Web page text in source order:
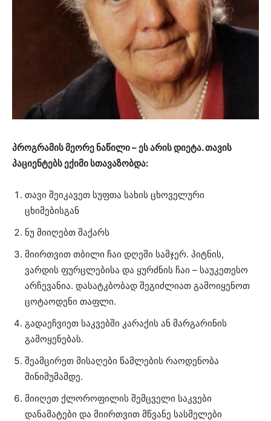
პროგრამის მეორე ნაწილი – ეს არის დიეტა. თავის
პაციენტებს ექიმი სთავაზობდა:
თავი შეიკავეთ სუფთა სახის ცხოველური
ცხიმებისგან
ნუ მიიღებთ შაქარს
მიირთვით თბილი ჩაი დღეში სამჯერ. პიტნის,
ვარდის ფურცლებისა და ყურძნის ჩაი – საუკეთესო
არჩევანია. დასატკბობად შეგიძლიათ გამოიყენოთ
ცოტაოდენი თაფლი.
გადაეჩვიეთ საკვებში კარაქის ან მარგარინის
გამოყენებას.
შეამცირეთ მისაღები წამლების რაოდენობა
მინიმუმამდე.
მიიღეთ ქლოროფილის შემცველი საკვები
დანამატები და მიირთვით მწვანე სასმელები